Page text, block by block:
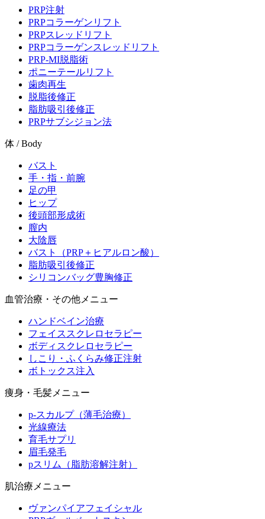
PRP注射
PRPコラーゲンリフト
PRPスレッドリフト
PRPコラーゲンスレッドリフト
PRP-MI脱脂術
ポニーテールリフト
歯肉再生
脱脂後修正
脂肪吸引後修正
PRPサブシジョン法
体 / Body
バスト
手・指・前腕
足の甲
ヒップ
後頭部形成術
膣内
大陰唇
バスト（PRP＋ヒアルロン酸）
脂肪吸引後修正
シリコンバッグ豊胸修正
血管治療・その他メニュー
ハンドベイン治療
フェイススクレロセラピー
ボディスクレロセラピー
しこり・ふくらみ修正注射
ボトックス注入
痩身・毛髪メニュー
p-スカルプ（薄毛治療）
光線療法
育毛サプリ
眉毛発毛
pスリム（脂肪溶解注射）
肌治療メニュー
ヴァンパイアフェイシャル